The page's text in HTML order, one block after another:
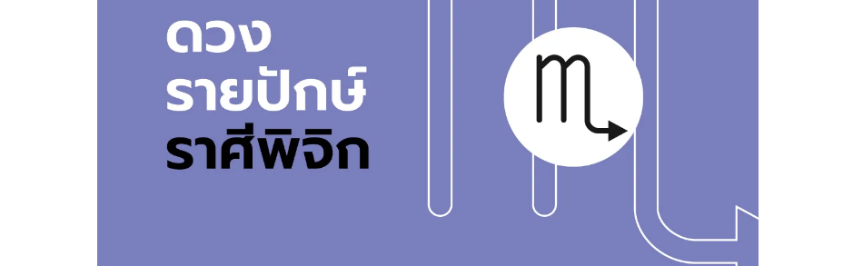
ดาวน์โหลดสนุกแอปฟรี ติดตามสนุกโซเชียลได้ที่
สงวนลิขสิทธิ์ ©2569บริษัท อิมเมจ ฟิวเจอร์ (ประเทศไทย) จำกัด